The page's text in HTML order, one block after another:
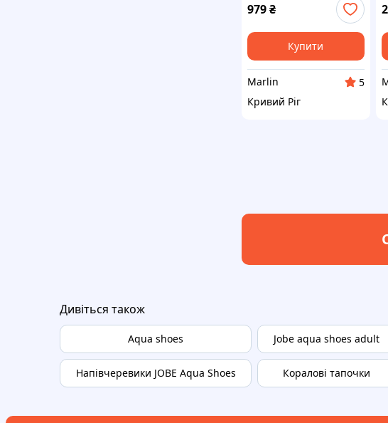
979₴
Купити
Marlin
5
Кривий Ріг
Дивіться також
Aqua shoes
Напівчеревики JOBE Aqua Shoes
Jobe aqua shoes adult
Коралові тапочки